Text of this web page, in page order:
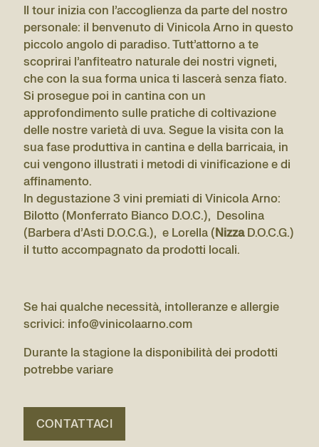
Il tour inizia con l’accoglienza da parte del nostro
personale: il benvenuto di Vinicola Arno in questo
piccolo angolo di paradiso. Tutt’attorno a te
scoprirai l’anfiteatro naturale dei nostri vigneti,
che con la sua forma unica ti lascerà senza fiato.
Si prosegue poi in cantina con un
approfondimento sulle pratiche di coltivazione
delle nostre varietà di uva. Segue la visita con la
sua fase produttiva in cantina e della barricaia, in
cui vengono illustrati i metodi di vinificazione e di
affinamento.
In degustazione 3 vini premiati di Vinicola Arno:
Bilotto (Monferrato Bianco D.O.C.), Desolina
(Barbera d’Asti D.O.C.G.), e Lorella (NizzaD.O.C.G.)
il tutto accompagnato da prodotti locali.
Se hai qualche necessità, intolleranze e allergie
scrivici: info@vinicolaarno.com
Durante la stagione la disponibilità dei prodotti
potrebbe variare
CONTATTACI